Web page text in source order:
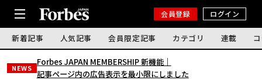
会員登録 ログイン
新着記事 人気記事 会員限定記事 カテゴリ 連載
NEWS
Forbes JAPAN MEMBERSHIP 新機能｜
記事ページ内の広告表示を最小限にしました